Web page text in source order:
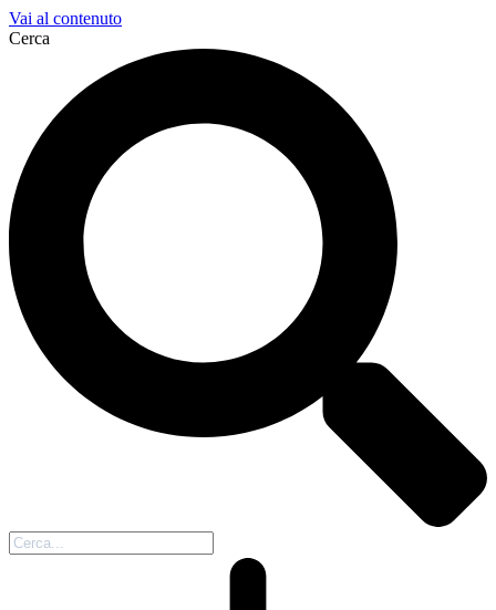
Vai al contenuto
Cerca